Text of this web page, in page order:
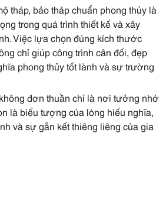
tháp, bảo tháp chuẩn phong thủy là
trong quá trình thiết kế và xây
Việc lựa chọn đúng kích thước
chỉ giúp công trình cân đối, đẹp
phong thủy tốt lành và sự trường
đơn thuần chỉ là nơi tưởng nhớ
là biểu tượng của lòng hiếu nghĩa,
và sự gắn kết thiêng liêng của gia